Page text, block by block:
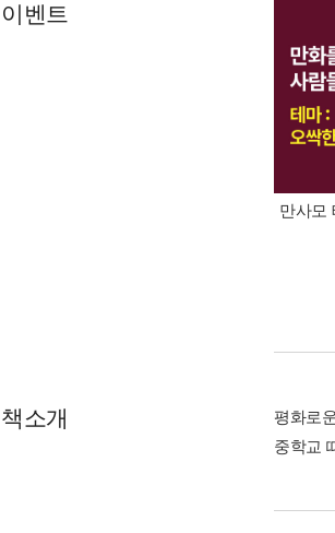
이벤트
만사모
책소개
평화로
중학교